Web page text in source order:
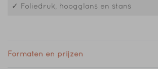
✓ Foliedruk, hoogglans en stans
Formaten en prijzen